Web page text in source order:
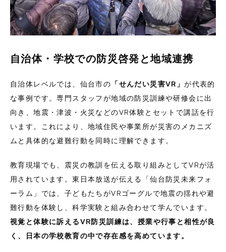
自治体・学校での防災啓発と地域連携
自治体レベルでは、仙台市の 「せんだい災害VR」が代表的
な事例です。専門スタッフが地域の防災訓練や研修会に出
向き、地震・津波・火災などのVR体験とセットで講話を行
います。これにより、地域住民や事業所が災害のメカニズ
ムと具体的な避難行動を同時に理解できます。
教育現場でも、震災の教訓を伝える取り組みとしてVRが活
用されています。東日本放送が伝える「仙台防災未来フォ
ーラム」では、子どもたちがVRゴーグルで地震の揺れや避
難行動を体験し、科学実験と組み合わせて学んでいます。
視覚と体験に訴えるVR防災訓練は、授業や行事と相性が良
く、日本の学校教育の中で存在感を高めています。